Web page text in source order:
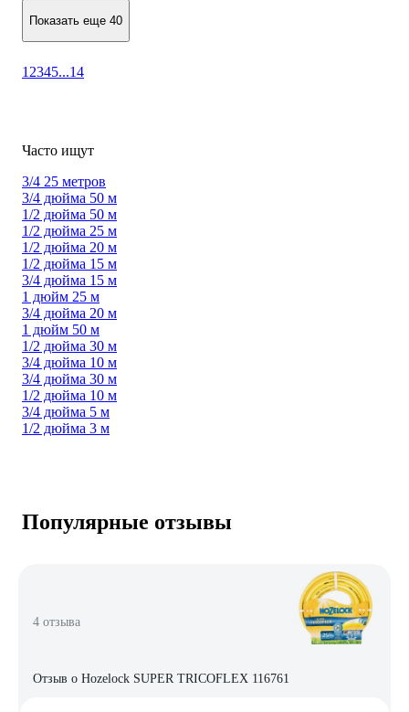
Показать еще 40
1 2345...14
Часто ищут
3/4 25 метров
3/4 дюйма 50 м
1/2 дюйма 50 м
1/2 дюйма 25 м
1/2 дюйма 20 м
1/2 дюйма 15 м
3/4 дюйма 15 м
1 дюйм 25 м
3/4 дюйма 20 м
1 дюйм 50 м
1/2 дюйма 30 м
3/4 дюйма 10 м
3/4 дюйма 30 м
1/2 дюйма 10 м
3/4 дюйма 5 м
1/2 дюйма 3 м
Популярные отзывы
4 отзыва
Отзыв о Hozelock SUPER TRICOFLEX 116761